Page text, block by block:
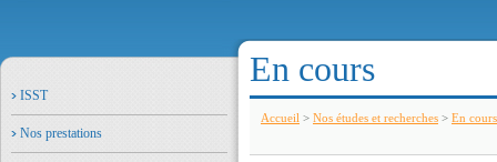
ISST
Nos prestations
En cours
Accueil > Nos études et recherches > En cours